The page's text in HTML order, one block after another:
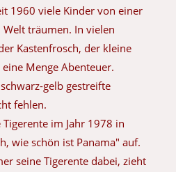
1960 viele Kinder von einer
träumen. In vielen
Kastenfrosch, der kleine
Menge Abenteuer.
gelb gestreifte
fehlen.
im Jahr 1978 in
wie schön ist Panama" auf.
seine Tigerente dabei, zieht